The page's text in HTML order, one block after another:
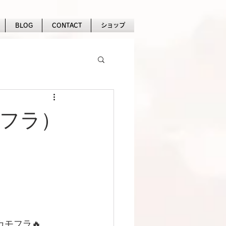
BLOG CONTACT ショップ
ラ）
モフラ🔥